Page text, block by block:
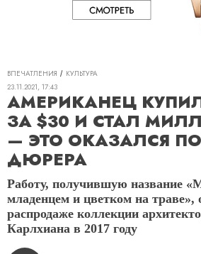
ВПЕЧАТЛЕНИЯ
КУЛЬТУРА
23.11.2021, 17:43
АМЕРИКАНЕЦ
ЗА $30 И СТАЛ
— ЭТО ОКАЗАЛСЯ
ДЮРЕРА
Работу, получившую название
младенцем и цветком на траве»,
распродаже коллекции
Карлхиана в 2017 году